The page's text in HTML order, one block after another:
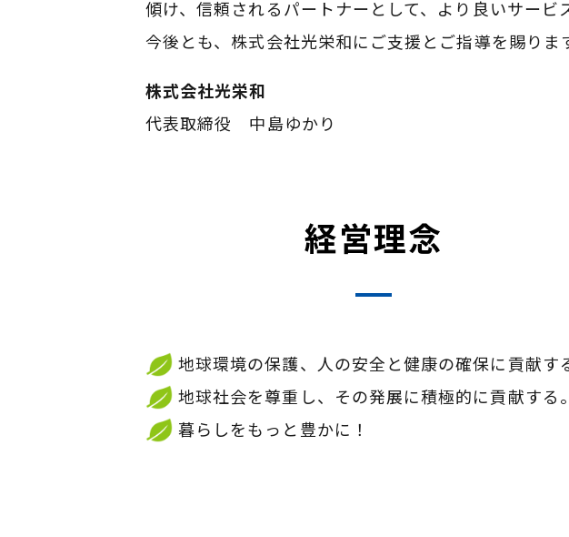
傾け、信頼されるパートナーとして、より良いサービ
今後とも、株式会社光栄和にご支援とご指導を賜りま
株式会社光栄和
代表取締役 中島ゆかり
経営理念
地球環境の保護、人の安全と健康の確保に貢献す
地球社会を尊重し、その発展に積極的に貢献する。
暮らしをもっと豊かに！